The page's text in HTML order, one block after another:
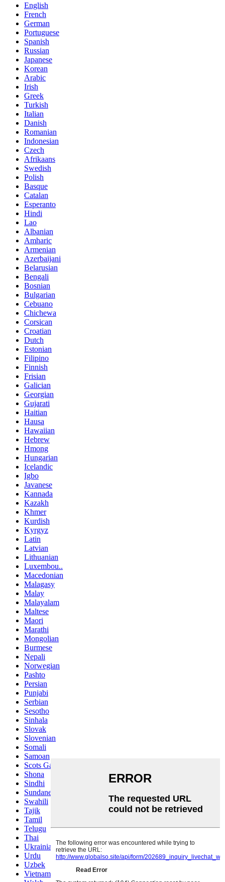
English
French
German
Portuguese
Spanish
Russian
Japanese
Korean
Arabic
Irish
Greek
Turkish
Italian
Danish
Romanian
Indonesian
Czech
Afrikaans
Swedish
Polish
Basque
Catalan
Esperanto
Hindi
Lao
Albanian
Amharic
Armenian
Azerbaijani
Belarusian
Bengali
Bosnian
Bulgarian
Cebuano
Chichewa
Corsican
Croatian
Dutch
Estonian
Filipino
Finnish
Frisian
Galician
Georgian
Gujarati
Haitian
Hausa
Hawaiian
Hebrew
Hmong
Hungarian
Icelandic
Igbo
Javanese
Kannada
Kazakh
Khmer
Kurdish
Kyrgyz
Latin
Latvian
Lithuanian
Luxembou..
Macedonian
Malagasy
Malay
Malayalam
Maltese
Maori
Marathi
Mongolian
Burmese
Nepali
Norwegian
Pashto
Persian
Punjabi
Serbian
Sesotho
Sinhala
Slovak
Slovenian
Somali
Samoan
Scots Gaelic
Shona
Sindhi
Sundanese
Swahili
Tajik
Tamil
Telugu
Thai
Ukrainian
Urdu
Uzbek
Vietnamese